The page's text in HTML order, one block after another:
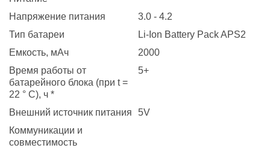
Напряжение питания
3.0 - 4.2
Тип батареи
Li-Ion Battery Pack APS2
Емкость, мАч
2000
Время работы от
батарейного блока (при t =
22 ° С), ч *
5+
Внешний источник питания
5V
Коммуникации и
совместимость